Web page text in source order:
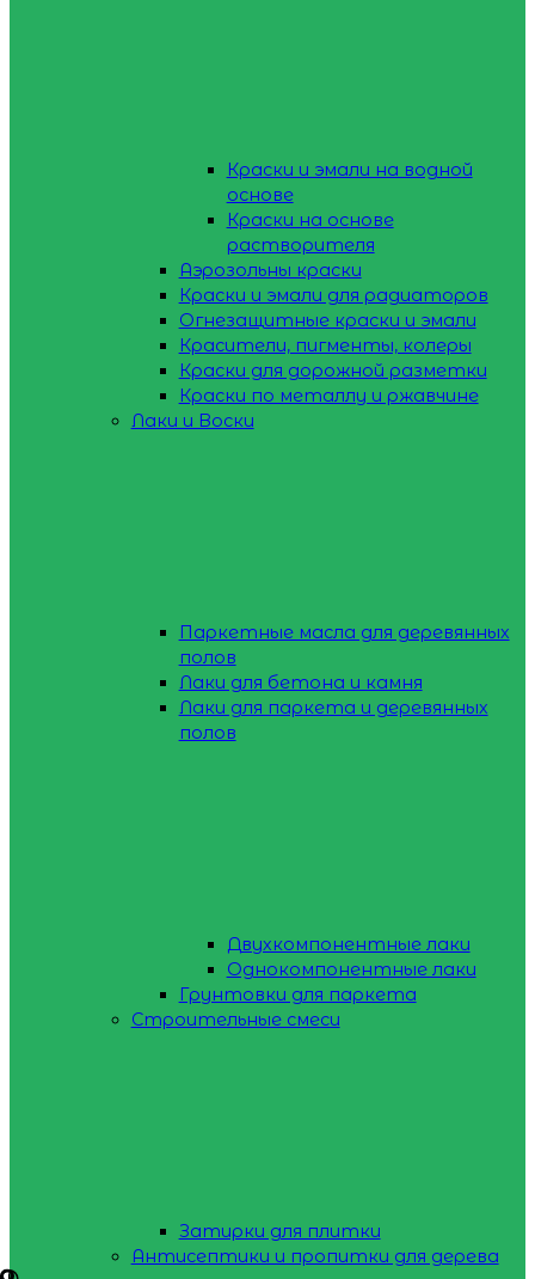
Краски и эмали на водной
основе
Краски на основе
растворителя
Аэрозольны краски
Краски и эмали для радиаторов
Огнезащитные краски и эмали
Красители, пигменты, колеры
Краски для дорожной разметки
Краски по металлу и ржавчине
Лаки и Воски
Паркетные масла для деревянных
полов
Лаки для бетона и камня
Лаки для паркета и деревянных
полов
Двухкомпонентные лаки
Однокомпонентные лаки
Грунтовки для паркета
Строительные смеси
Затирки для плитки
Антисептики и пропитки для дерева